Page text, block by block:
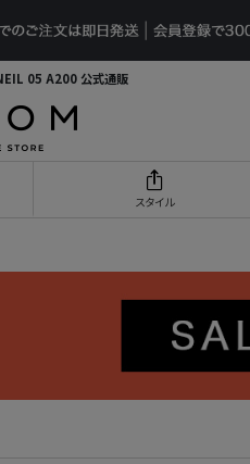
05 A200 公式通販
スタイル